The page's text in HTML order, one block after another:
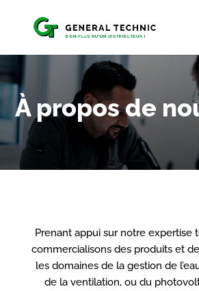
À propos de
Prenant appui sur notre expertise
commercialisons des produits et
les domaines de la gestion de
de la ventilation, ou du